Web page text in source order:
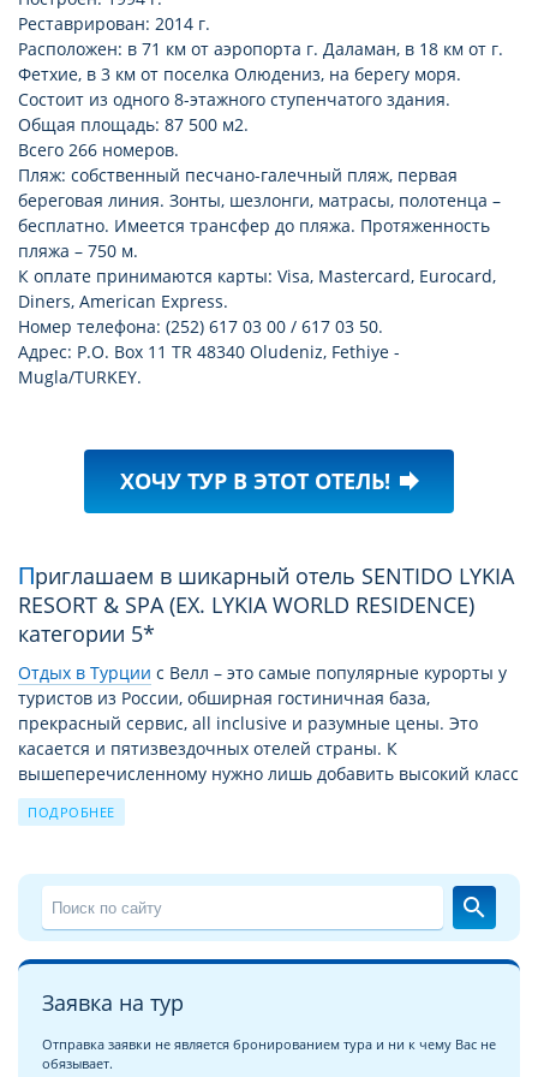
Реставрирован: 2014 г.
Расположен: в 71 км от аэропорта г. Даламан, в 18 км от г.
Фетхие, в 3 км от поселка Олюдениз, на берегу моря.
Состоит из одного 8-этажного ступенчатого здания.
Общая площадь: 87 500 м2.
Всего 266 номеров.
Пляж: собственный песчано-галечный пляж, первая
береговая линия. Зонты, шезлонги, матрасы, полотенца –
бесплатно. Имеется трансфер до пляжа. Протяженность
пляжа – 750 м.
К оплате принимаются карты: Visa, Mastercard, Eurocard,
Diners, American Express.
Номер телефона: (252) 617 03 00 / 617 03 50.
Адрес: P.O. Box 11 TR 48340 Oludeniz, Fethiye -
Mugla/TURKEY.
ХОЧУ ТУР В ЭТОТ ОТЕЛЬ! forward
Приглашаем в шикарный отель SENTIDO LYKIA
RESORT & SPA (EX. LYKIA WORLD RESIDENCE)
категории 5*
Отдых в Турции c Велл – это самые популярные курорты у
туристов из России, обширная гостиничная база,
прекрасный сервис, all inclusive и разумные цены. Это
касается и пятизвездочных отелей страны. К
вышеперечисленному нужно лишь добавить высокий класс
обслуживания и широкий спектр предлагаемых
дополнительных услуг. А богатая история страны
новыми открытиями, паломничеством к святым местам.
Детальное описание отеля SENTIDO LYKIA RESORT & SPA
(EX. LYKIA WORLD RESIDENCE) 5*
SENTIDO LYKIA RESORT & SPA (EX. LYKIA WORLD RESIDENCE)
популярных курортов Турции. На подробных и
ПОДРОБНЕЕ
search
Заявка на тур
Отправка заявки не является бронированием тура и ни к чему Вас не
обязывает.